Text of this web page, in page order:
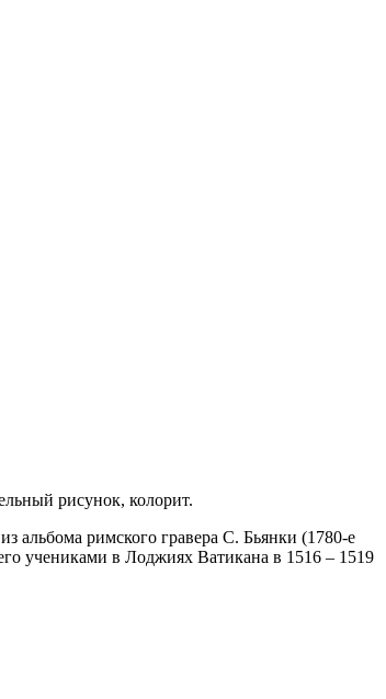
рисунок, колорит.
альбома римского гравера С. Бьянки (1780-е
учениками в Лоджиях Ватикана в 1516 – 1519